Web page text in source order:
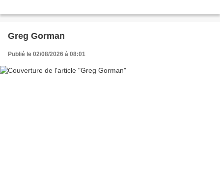
Greg Gorman
Publié le 02/08/2026 à 08:01